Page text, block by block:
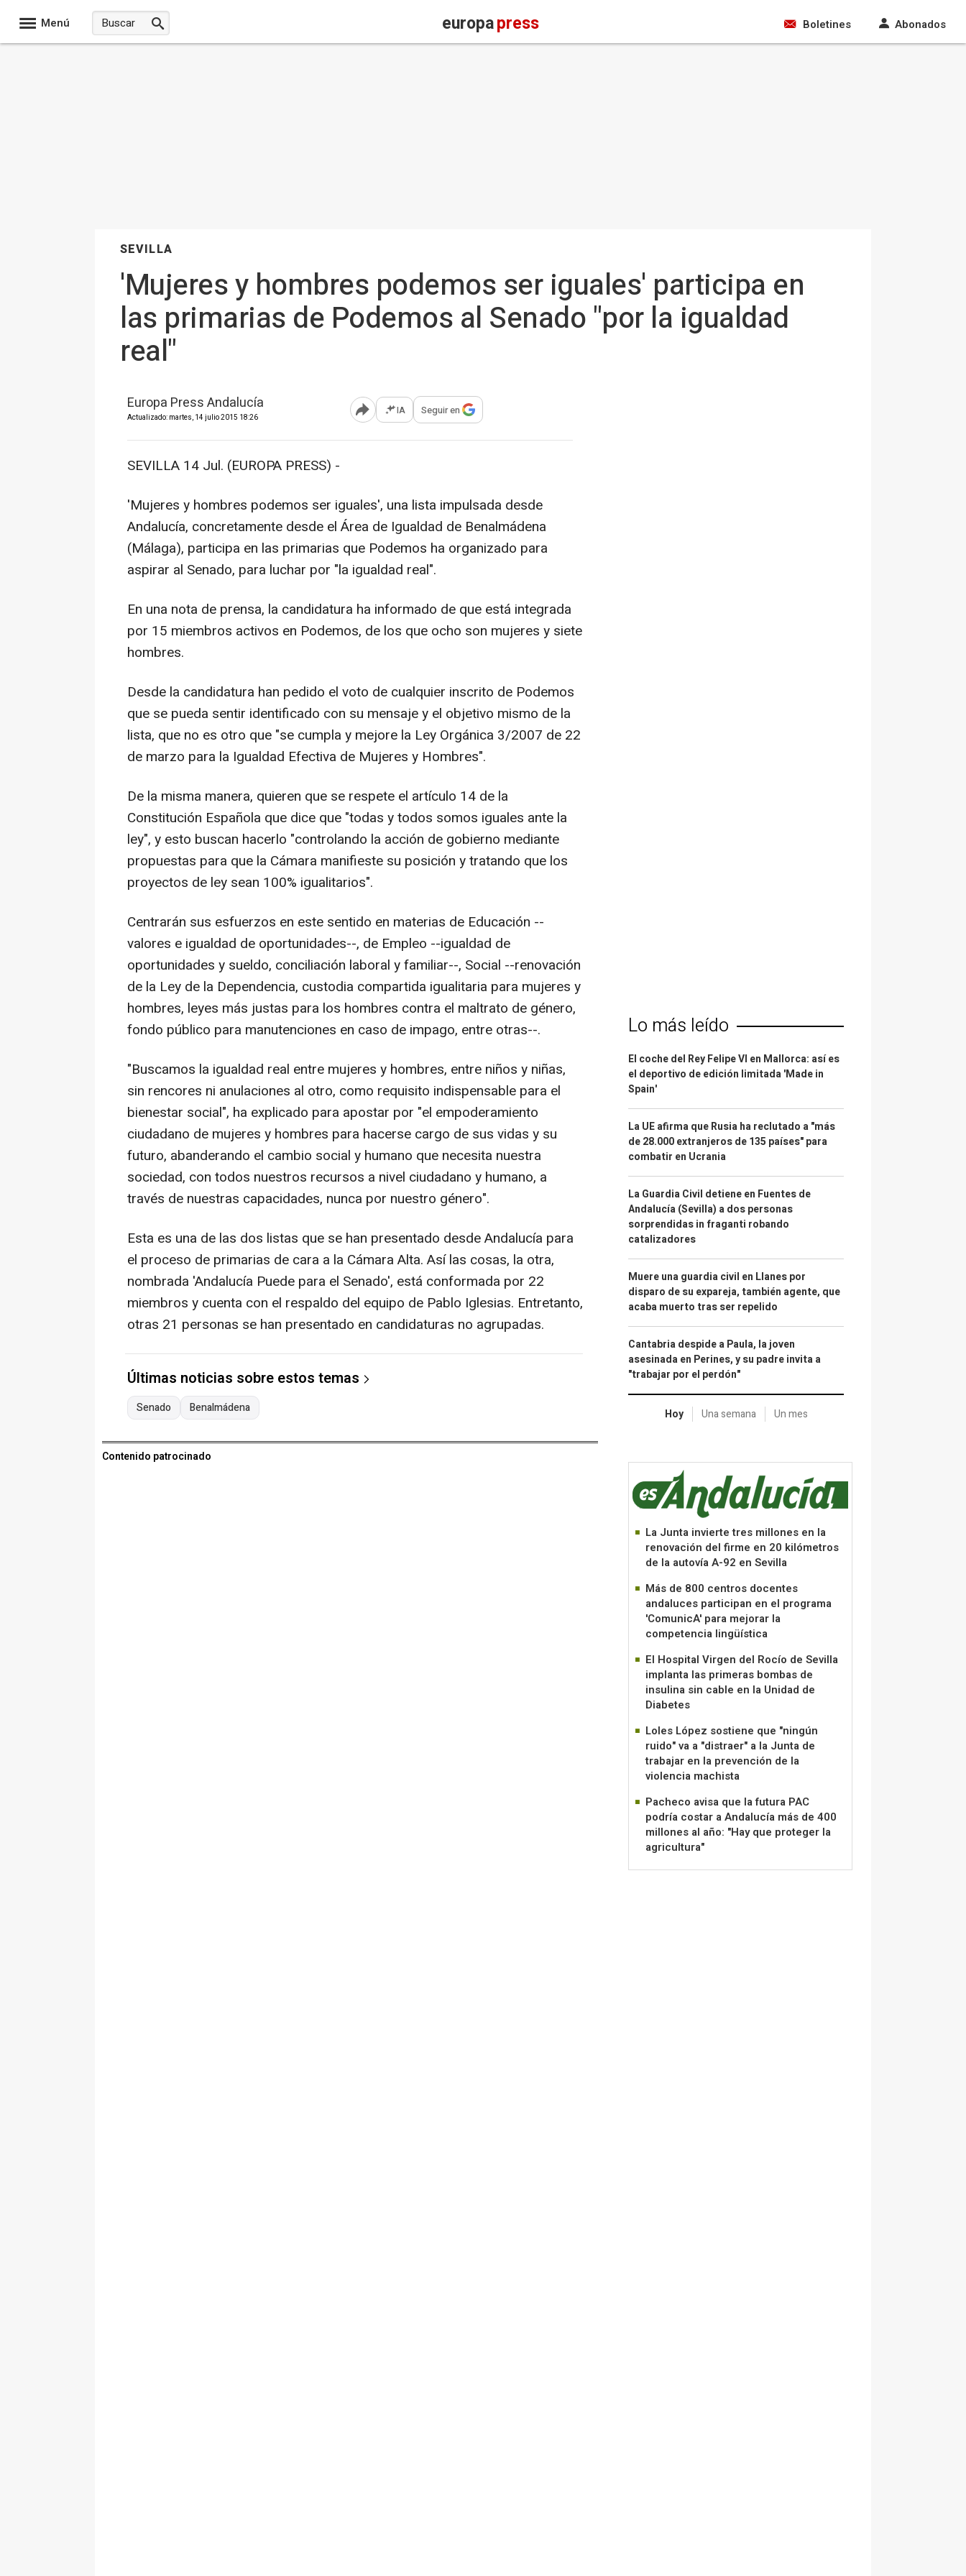
Menú europapress Boletines Abonados
SEVILLA
'Mujeres y hombres podemos ser iguales' participa en
las primarias de Podemos al Senado "por la igualdad
real"
Europa Press Andalucía
Actualizado: martes, 14 julio 2015 18:26 Abrir opciones para compartir
IA Seguir en
SEVILLA 14 Jul. (EUROPA PRESS) -
'Mujeres y hombres podemos ser iguales', una lista impulsada desde
Andalucía, concretamente desde el Área de Igualdad de Benalmádena
(Málaga), participa en las primarias que Podemos ha organizado para
aspirar al Senado, para luchar por "la igualdad real".
En una nota de prensa, la candidatura ha informado de que está integrada
por 15 miembros activos en Podemos, de los que ocho son mujeres y siete
hombres.
Desde la candidatura han pedido el voto de cualquier inscrito de Podemos
que se pueda sentir identificado con su mensaje y el objetivo mismo de la
lista, que no es otro que "se cumpla y mejore la Ley Orgánica 3/2007 de 22
de marzo para la Igualdad Efectiva de Mujeres y Hombres".
De la misma manera, quieren que se respete el artículo 14 de la
Constitución Española que dice que "todas y todos somos iguales ante la
ley", y esto buscan hacerlo "controlando la acción de gobierno mediante
propuestas para que la Cámara manifieste su posición y tratando que los
proyectos de ley sean 100% igualitarios".
Centrarán sus esfuerzos en este sentido en materias de Educación --
valores e igualdad de oportunidades--, de Empleo --igualdad de
oportunidades y sueldo, conciliación laboral y familiar--, Social --renovación
de la Ley de la Dependencia, custodia compartida igualitaria para mujeres y
hombres, leyes más justas para los hombres contra el maltrato de género,
fondo público para manutenciones en caso de impago, entre otras--.
"Buscamos la igualdad real entre mujeres y hombres, entre niños y niñas,
sin rencores ni anulaciones al otro, como requisito indispensable para el
bienestar social", ha explicado para apostar por "el empoderamiento
ciudadano de mujeres y hombres para hacerse cargo de sus vidas y su
futuro, abanderando el cambio social y humano que necesita nuestra
sociedad, con todos nuestros recursos a nivel ciudadano y humano, a
través de nuestras capacidades, nunca por nuestro género".
Esta es una de las dos listas que se han presentado desde Andalucía para
el proceso de primarias de cara a la Cámara Alta. Así las cosas, la otra,
nombrada 'Andalucía Puede para el Senado', está conformada por 22
miembros y cuenta con el respaldo del equipo de Pablo Iglesias. Entretanto,
otras 21 personas se han presentado en candidaturas no agrupadas.
Últimas noticias sobre estos temas
Senado Benalmádena
Contenido patrocinado
Lo más leído
El coche del Rey Felipe VI en Mallorca: así es
el deportivo de edición limitada 'Made in
Spain'
La UE afirma que Rusia ha reclutado a "más
de 28.000 extranjeros de 135 países" para
combatir en Ucrania
La Guardia Civil detiene en Fuentes de
Andalucía (Sevilla) a dos personas
sorprendidas in fraganti robando
catalizadores
Muere una guardia civil en Llanes por
disparo de su expareja, también agente, que
acaba muerto tras ser repelido
Cantabria despide a Paula, la joven
asesinada en Perines, y su padre invita a
"trabajar por el perdón"
Hoy Una semana Un mes
La Junta invierte tres millones en la
renovación del firme en 20 kilómetros
de la autovía A-92 en Sevilla
Más de 800 centros docentes
andaluces participan en el programa
'ComunicA' para mejorar la
competencia lingüística
El Hospital Virgen del Rocío de Sevilla
implanta las primeras bombas de
insulina sin cable en la Unidad de
Diabetes
Loles López sostiene que "ningún
ruido" va a "distraer" a la Junta de
trabajar en la prevención de la
violencia machista
Pacheco avisa que la futura PAC
podría costar a Andalucía más de 400
millones al año: "Hay que proteger la
agricultura"